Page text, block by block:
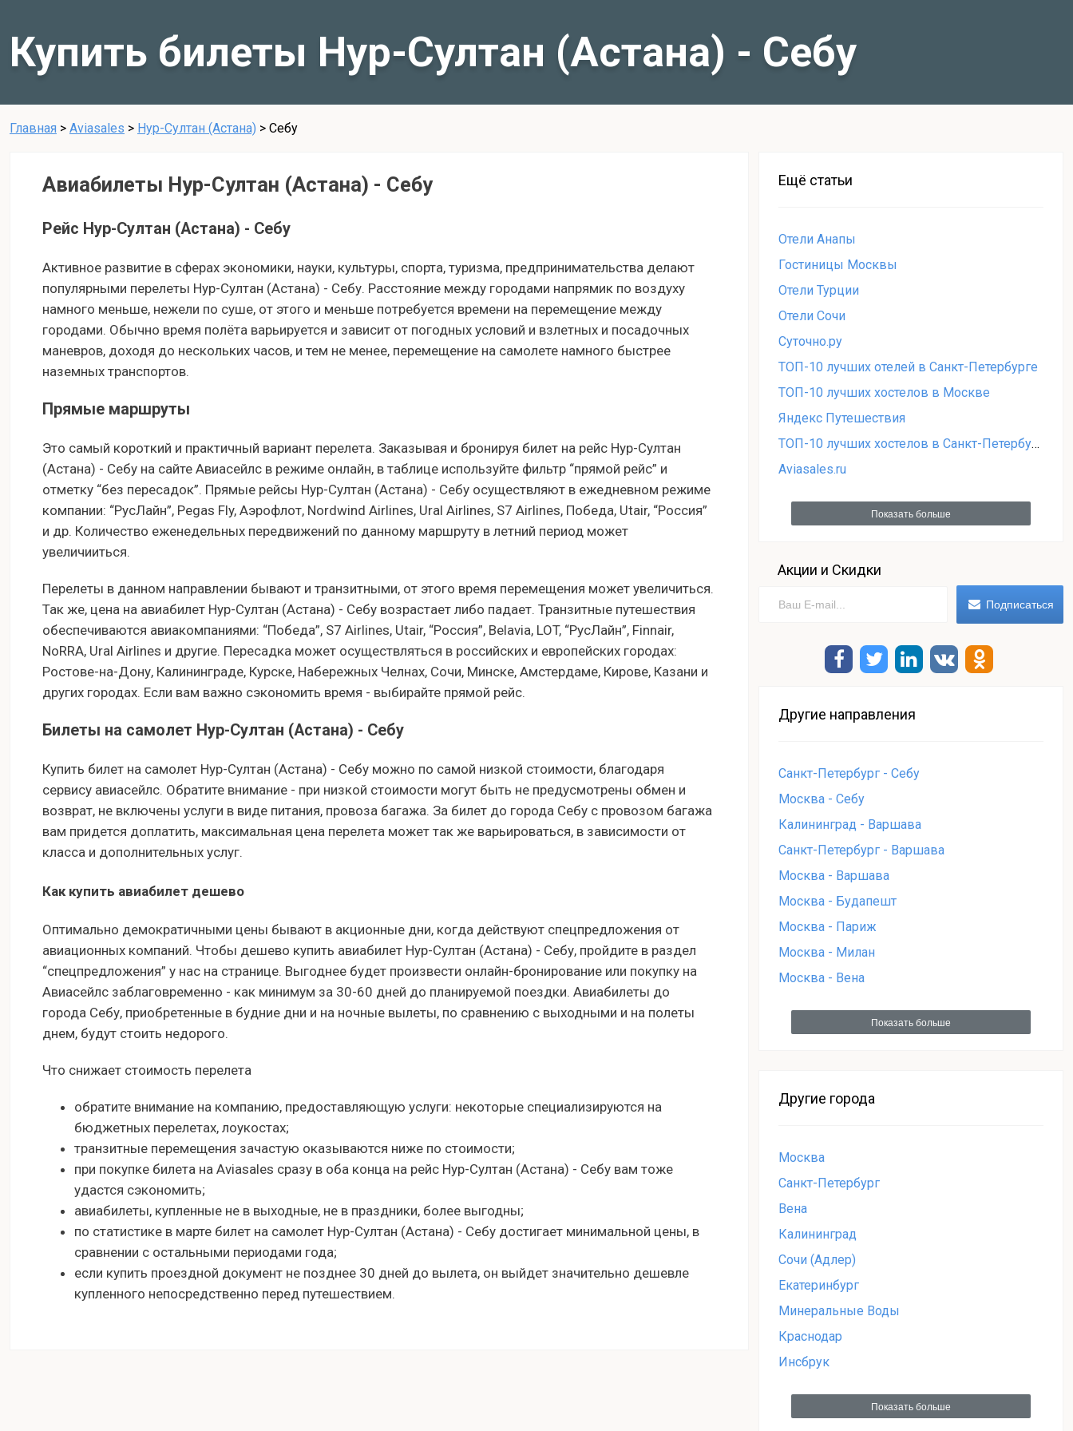
Купить билеты Нур-Султан (Астана) - Себу
Главная > Aviasales > Нур-Султан (Астана) > Себу
Авиабилеты Нур-Султан (Астана) - Себу
Рейс Нур-Султан (Астана) - Себу
Активное развитие в сферах экономики, науки, культуры, спорта, туризма, предпринимательства делают
популярными перелеты Нур-Султан (Астана) - Себу. Расстояние между городами напрямик по воздуху
намного меньше, нежели по суше, от этого и меньше потребуется времени на перемещение между
городами. Обычно время полёта варьируется и зависит от погодных условий и взлетных и посадочных
маневров, доходя до нескольких часов, и тем не менее, перемещение на самолете намного быстрее
наземных транспортов.
Прямые маршруты
Это самый короткий и практичный вариант перелета. Заказывая и бронируя билет на рейс Нур-Султан
(Астана) - Себу на сайте Авиасейлс в режиме онлайн, в таблице используйте фильтр “прямой рейс” и
отметку “без пересадок”. Прямые рейсы Нур-Султан (Астана) - Себу осуществляют в ежедневном режиме
компании: “РусЛайн”, Pegas Fly, Аэрофлот, Nordwind Airlines, Ural Airlines, S7 Airlines, Победа, Utair, “Россия”
и др. Количество еженедельных передвижений по данному маршруту в летний период может
увеличииться.
Перелеты в данном направлении бывают и транзитными, от этого время перемещения может увеличиться.
Так же, цена на авиабилет Нур-Султан (Астана) - Себу возрастает либо падает. Транзитные путешествия
обеспечиваются авиакомпаниями: “Победа”, S7 Airlines, Utair, “Россия”, Belavia, LOT, “РусЛайн”, Finnair,
NoRRA, Ural Airlines и другие. Пересадка может осуществляться в российских и европейских городах:
Ростове-на-Дону, Калининграде, Курске, Набережных Челнах, Сочи, Минске, Амстердаме, Кирове, Казани и
других городах. Если вам важно сэкономить время - выбирайте прямой рейс.
Билеты на самолет Нур-Султан (Астана) - Себу
Купить билет на самолет Нур-Султан (Астана) - Себу можно по самой низкой стоимости, благодаря
сервису авиасейлс. Обратите внимание - при низкой стоимости могут быть не предусмотрены обмен и
возврат, не включены услуги в виде питания, провоза багажа. За билет до города Себу с провозом багажа
вам придется доплатить, максимальная цена перелета может так же варьироваться, в зависимости от
класса и дополнительных услуг.
Как купить авиабилет дешево
Оптимально демократичными цены бывают в акционные дни, когда действуют спецпредложения от
авиационных компаний. Чтобы дешево купить авиабилет Нур-Султан (Астана) - Себу, пройдите в раздел
“спецпредложения” у нас на странице. Выгоднее будет произвести онлайн-бронирование или покупку на
Авиасейлс заблаговременно - как минимум за 30-60 дней до планируемой поездки. Авиабилеты до
города Себу, приобретенные в будние дни и на ночные вылеты, по сравнению с выходными и на полеты
днем, будут стоить недорого.
Что снижает стоимость перелета
обратите внимание на компанию, предоставляющую услуги: некоторые специализируются на
бюджетных перелетах, лоукостах;
транзитные перемещения зачастую оказываются ниже по стоимости;
при покупке билета на Aviasales сразу в оба конца на рейс Нур-Султан (Астана) - Себу вам тоже
удастся сэкономить;
авиабилеты, купленные не в выходные, не в праздники, более выгодны;
по статистике в марте билет на самолет Нур-Султан (Астана) - Себу достигает минимальной цены, в
сравнении с остальными периодами года;
если купить проездной документ не позднее 30 дней до вылета, он выйдет значительно дешевле
купленного непосредственно перед путешествием.
Ещё статьи
Отели Анапы
Гостиницы Москвы
Отели Турции
Отели Сочи
Суточно.ру
ТОП-10 лучших отелей в Санкт-Петербурге
ТОП-10 лучших хостелов в Москве
Яндекс Путешествия
ТОП-10 лучших хостелов в Санкт-Петербурге
Aviasales.ru
Показать больше
Акции и Скидки
Другие направления
Санкт-Петербург - Себу
Москва - Себу
Калининград - Варшава
Санкт-Петербург - Варшава
Москва - Варшава
Москва - Будапешт
Москва - Париж
Москва - Милан
Москва - Вена
Показать больше
Другие города
Москва
Санкт-Петербург
Вена
Калининград
Сочи (Адлер)
Екатеринбург
Минеральные Воды
Краснодар
Инсбрук
Показать больше